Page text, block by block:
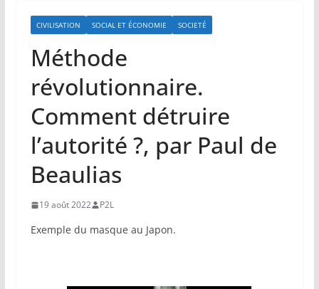
CIVILISATION SOCIAL ET ÉCONOMIE SOCIETÉ
Méthode
révolutionnaire.
Comment détruire
l’autorité ?, par Paul de
Beaulias
19 août 2022 P2L
Exemple du masque au Japon.